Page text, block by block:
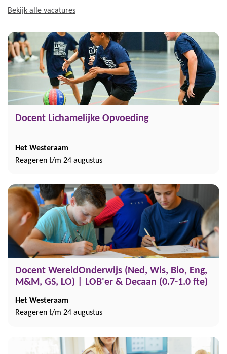
Bekijk alle vacatures
Docent Lichamelijke Opvoeding
Het Westeraam
Reageren t/m 24 augustus
Docent WereldOnderwijs (Ned, Wis, Bio, Eng,
M&M, GS, LO) | LOB'er & Decaan (0.7-1.0 fte)
Het Westeraam
Reageren t/m 24 augustus